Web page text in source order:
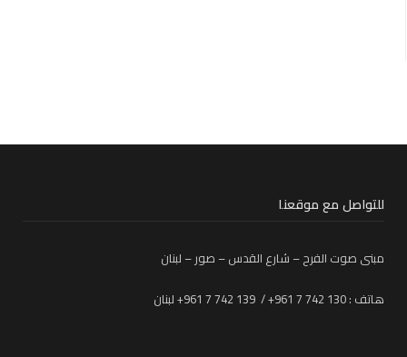
للتواصل مع موقعنا
مبنى صوت الفرح – شارع القدس – صور – لبنان
هاتف : 130 742 7 961+ / 139 742 7 961+ لبنان